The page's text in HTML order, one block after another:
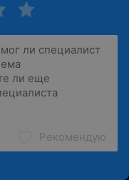
Рекомендую